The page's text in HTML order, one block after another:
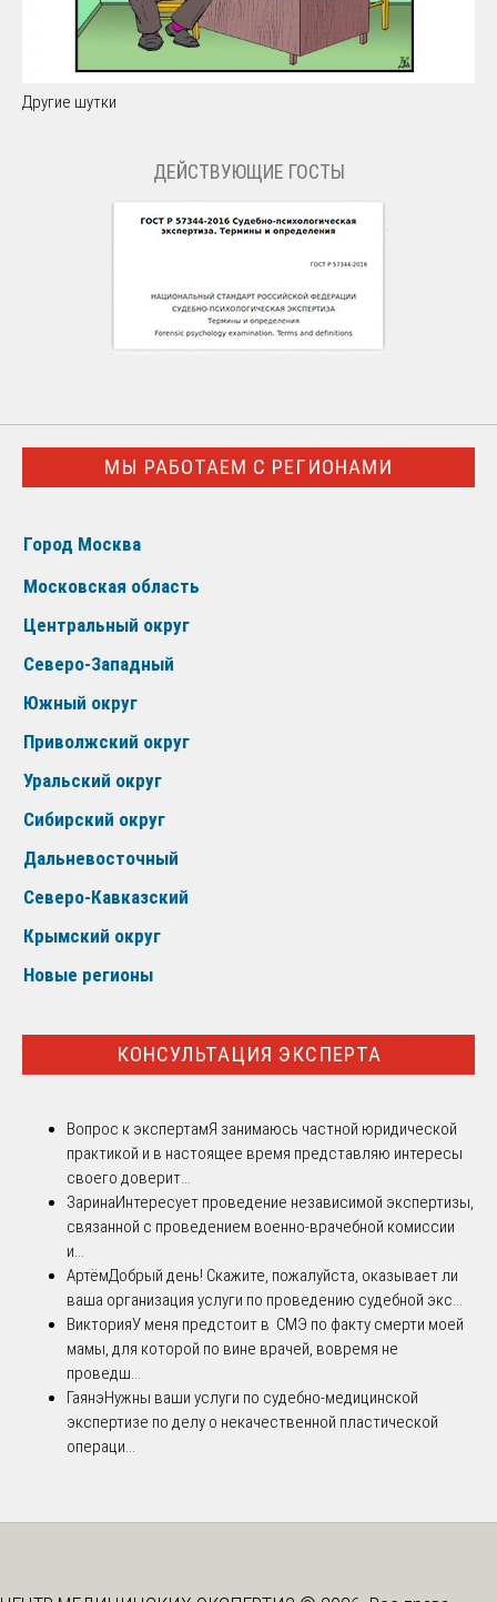
Другие шутки
ДЕЙСТВУЮЩИЕ ГОСТЫ
МЫ РАБОТАЕМ С РЕГИОНАМИ
Город Москва
Московская область
Центральный округ
Северо-Западный
Южный округ
Приволжский округ
Уральский округ
Сибирский округ
Дальневосточный
Северо-Кавказский
Крымский округ
Новые регионы
КОНСУЛЬТАЦИЯ ЭКСПЕРТА
Вопрос к экспертамЯ занимаюсь частной юридической
практикой и в настоящее время представляю интересы
своего доверит...
ЗаринаИнтересует проведение независимой экспертизы,
связанной с проведением военно-врачебной комиссии
и...
АртёмДобрый день! Скажите, пожалуйста, оказывает ли
ваша организация услуги по проведению судебной экс...
ВикторияУ меня предстоит в СМЭ по факту смерти моей
мамы, для которой по вине врачей, вовремя не
проведш...
ГаянэНужны ваши услуги по судебно-медицинской
экспертизе по делу о некачественной пластической
операци...